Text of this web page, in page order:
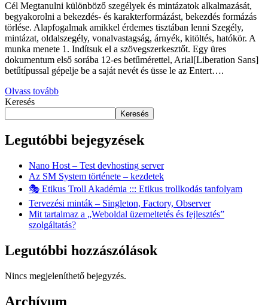
Cél Megtanulni különböző szegélyek és mintázatok alkalmazását,
begyakorolni a bekezdés- és karakterformázást, bekezdés formázás
törlése. Alapfogalmak amikkel érdemes tisztában lenni Szegély,
mintázat, oldalszegély, vonalvastagság, árnyék, kitöltés, hatókör. A
munka menete 1. Indítsuk el a szövegszerkesztőt. Egy üres
dokumentum első sorába 12-es betűmérettel, Arial[Liberation Sans]
betűtípussal gépelje be a saját nevét és üsse le az Entert….
Olvass tovább
Keresés
Keresés
Legutóbbi bejegyzések
Nano Host – Test devhosting server
Az SM System története – kezdetek
🎭 Etikus Troll Akadémia ::: Etikus trollkodás tanfolyam
Tervezési minták – Singleton, Factory, Observer
Mit tartalmaz a „Weboldal üzemeltetés és fejlesztés”
szolgáltatás?
Legutóbbi hozzászólások
Nincs megjeleníthető bejegyzés.
Archívum